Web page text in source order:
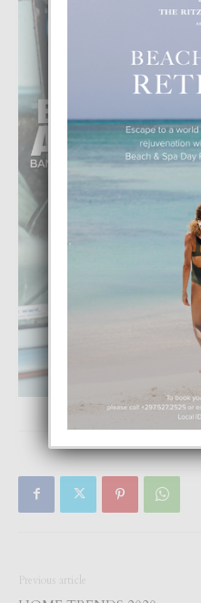
Previous article